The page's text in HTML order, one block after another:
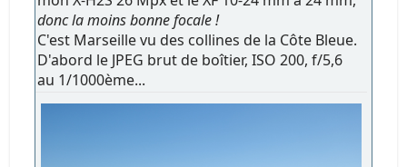
donc la moins bonne focale !
C'est Marseille vu des collines de la Côte Bleue.
D'abord le JPEG brut de boîtier, ISO 200, f/5,6
au 1/1000ème...